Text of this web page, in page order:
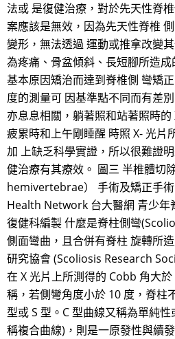
法或 是復健治療，對於先天性脊
案應該是無效，因為先天性脊椎
變形，無法透過 運動或推拿改變
為疼痛、骨盆傾斜、長短腳所造
基本原因矯治而達到脊椎側 彎矯
度的測量可 因基準點不同而有差
亦息息相關，躺著照和站著照時
疲累時和上午剛睡醒 時照 X- 光片
加 上缺乏科學實證，所以很難證
健治療有其療效。 圖三 半椎體切
hemivertebrae） 手術及矯正手
Health Network 台大醫網 青少年
復健科編製 什麼是脊柱側彎
側面彎曲，且合併有脊柱 旋轉所
研究協會 (Scoliosis Research
在 X 光片上所測得的 Cobb 角大
稱，若側彎角度小於 10 度，脊柱
型或 S 型。C 型曲線又稱為單純
稱複合曲線)，則是一原發性與續發